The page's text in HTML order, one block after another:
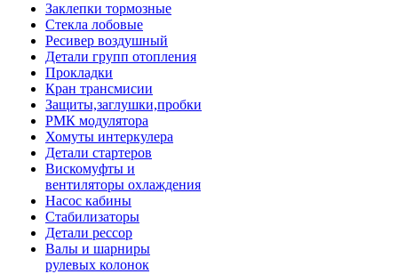
Заклепки тормозные
Стекла лобовые
Ресивер воздушный
Детали групп отопления
Прокладки
Кран трансмисии
Защиты,заглушки,пробки
РМК модулятора
Хомуты интеркулера
Детали стартеров
Вискомуфты и
вентиляторы охлаждения
Насос кабины
Стабилизаторы
Детали рессор
Валы и шарниры
рулевых колонок